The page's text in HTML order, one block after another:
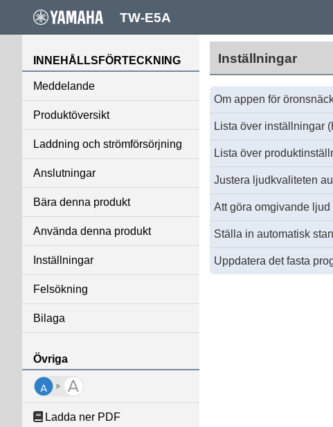
INNEHÅLLSFÖRTECKNING
Meddelande
Produktöversikt
Laddning och strömförsörjning
Anslutningar
Bära denna produkt
Använda denna produkt
Inställningar
Felsökning
Bilaga
Övriga
Ladda ner PDF
Inställningar
Om appen för
Lista över inställningar
Lista över
Justera ljudkvaliteten
Att göra omgivande ljud
Ställa in automatisk
Uppdatera det fasta
TW-E5A